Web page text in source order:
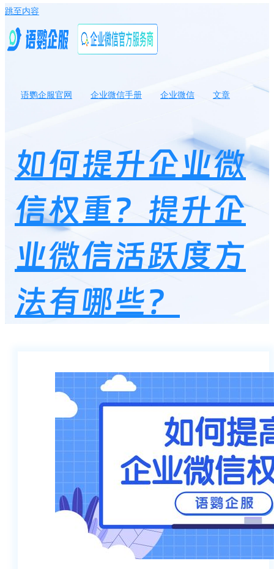
跳至内容
语鹦企服官网 企业微信手册 企业微信
文章
如何提升企业微
信权重？提升企
业微信活跃度方
法有哪些？